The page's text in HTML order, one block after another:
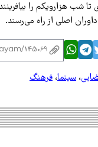
هزارویکم را بیافرینند.
اصلی از راه می‌رسند.
سینما ،فرهنگ